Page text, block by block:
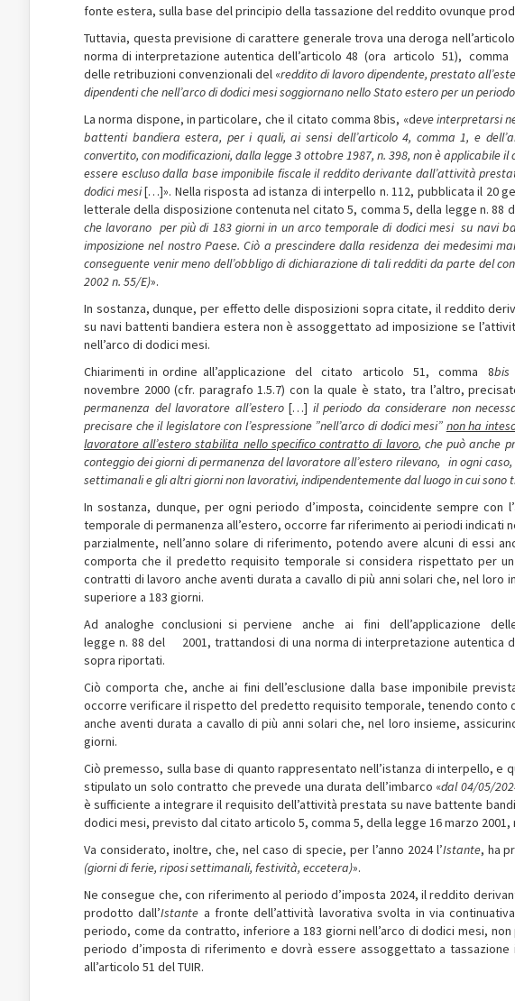
fonte estera, sulla base del principio della tassazione del reddito ovunque
Tuttavia, questa previsione di carattere generale trova una deroga
norma di interpretazione autentica dell’articolo 48 (ora articolo 51), comma
delle retribuzioni convenzionali del «reddito di lavoro dipendente, prestato
dipendenti che nell’arco di dodici mesi soggiornano nello Stato estero per un
La norma dispone, in particolare, che il citato comma 8­bis, «deve interpretarsi
battenti bandiera estera, per i quali, ai sensi dell’articolo 4, comma 1, e
convertito, con modificazioni, dalla legge 3 ottobre 1987, n. 398, non è applicabile
essere escluso dalla base imponibile fiscale il reddito derivante dall’attività
dodici mesi[…]». Nella risposta ad istanza di interpello n. 112, pubblicata il 20
letterale della disposizione contenuta nel citato 5, comma 5, della legge n. 88
che lavorano ­ per più di 183 giorni in un arco temporale di dodici mesi ­ su navi
imposizione nel nostro Paese. Ciò a prescindere dalla residenza dei medesimi
conseguente venir meno dell’obbligo di dichiarazione di tali redditi da parte del
2002 n. 55/E)».
In sostanza, dunque, per effetto delle disposizioni sopra citate, il reddito
su navi battenti bandiera estera non è assoggettato ad imposizione se
nell’arco di dodici mesi.
Chiarimenti in ordine all’applicazione del citato articolo 51, comma 8­
novembre 2000 (cfr. paragrafo 1.5.7) con la quale è stato, tra l’altro,
permanenza del lavoratore all’estero […] il periodo da considerare non
precisare che il legislatore con l’espressione ”nell’arco di dodici mesi” non ha
lavoratore all’estero stabilita nello specifico contratto di lavoro, che può anche
conteggio dei giorni di permanenza del lavoratore all’estero rilevano, in ogni
settimanali e gli altri giorni non lavorativi, indipendentemente dal luogo in cui sono
In sostanza, dunque, per ogni periodo d’imposta, coincidente sempre
temporale di permanenza all’estero, occorre far riferimento ai periodi indicati
parzialmente, nell’anno solare di riferimento, potendo avere alcuni di essi
comporta che il predetto requisito temporale si considera rispettato per
contratti di lavoro anche aventi durata a cavallo di più anni solari che, nel loro
superiore a 183 giorni.
Ad analoghe conclusioni si perviene anche ai fini dell’applicazione delle
legge n. 88 del 2001, trattandosi di una norma di interpretazione autentica
sopra riportati.
Ciò comporta che, anche ai fini dell’esclusione dalla base imponibile
occorre verificare il rispetto del predetto requisito temporale, tenendo conto
anche aventi durata a cavallo di più anni solari che, nel loro insieme,
giorni.
Ciò premesso, sulla base di quanto rappresentato nell’istanza di interpello, e
stipulato un solo contratto che prevede una durata dell’imbarco «dal 04/05/
è sufficiente a integrare il requisito dell’attività prestata su nave battente
dodici mesi, previsto dal citato articolo 5, comma 5, della legge 16 marzo 2001,
Va considerato, inoltre, che, nel caso di specie, per l’anno 2024 l’Istante, ha
(giorni di ferie, riposi settimanali, festività, eccetera)».
Ne consegue che, con riferimento al periodo d’imposta 2024, il reddito
prodotto dall’Istante a fronte dell’attività lavorativa svolta in via
periodo, come da contratto, inferiore a 183 giorni nell’arco di dodici mesi,
periodo d’imposta di riferimento e dovrà essere assoggettato a
all’articolo 51 del TUIR.